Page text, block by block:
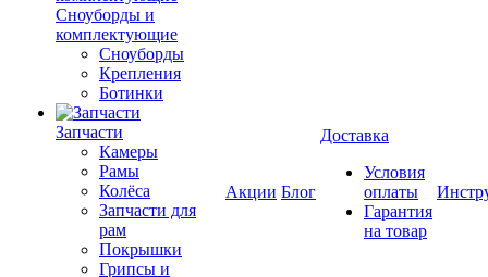
Cноуборды и
комплектующие
Сноуборды
Крепления
Ботинки
Запчасти
Камеры
Рамы
Колёса
Запчасти для
рам
Покрышки
Грипсы и
Акции Блог
Доставка
Условия
оплаты
Гарантия
на товар